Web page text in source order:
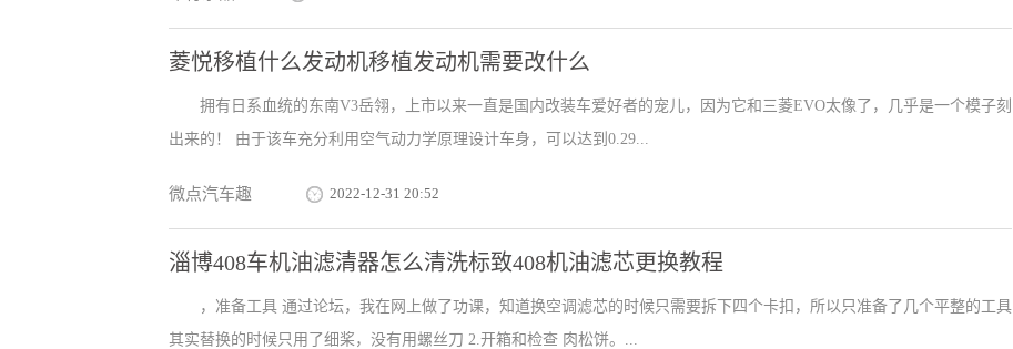
菱悦移植什么发动机移植发动机需要改什么
拥有日系血统的东南V3岳翎，上市以来一直是国内改装车爱好者的宠儿，因为它和三菱EVO太像了，几乎是一个模子刻
出来的！ 由于该车充分利用空气动力学原理设计车身，可以达到0.29...
微点汽车趣 2022-12-31 20:52
淄博408车机油滤清器怎么清洗标致408机油滤芯更换教程
，准备工具 通过论坛，我在网上做了功课，知道换空调滤芯的时候只需要拆下四个卡扣，所以只准备了几个平整的工具
其实替换的时候只用了细桨，没有用螺丝刀 2.开箱和检查 肉松饼。...